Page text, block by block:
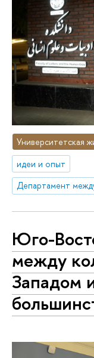
Университетская
идеи и опыт
Юго-
между
Западом